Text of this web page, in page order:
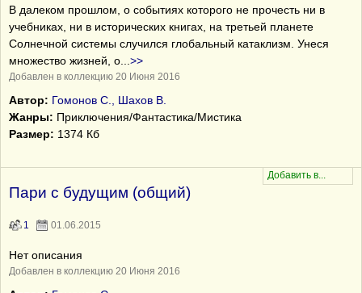
В далеком прошлом, о событиях которого не прочесть ни в
учебниках, ни в исторических книгах, на третьей планете
Солнечной системы случился глобальный катаклизм. Унеся
множество жизней, о
>>
Добавлен в коллекцию 20 Июня 2016
Автор: Гомонов С., Шахов В.
Жанры: Приключения/Фантастика/Мистика
Размер: 1374 Кб
Пари с будущим (общий)
1 01.06.2015
Нет описания
Добавлен в коллекцию 20 Июня 2016